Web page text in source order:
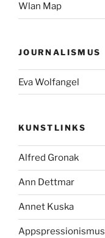
Wlan Map
JOURNALISMUS
Eva Wolfangel
KUNSTLINKS
Alfred Gronak
Ann Dettmar
Annet Kuska
Appspressionismus